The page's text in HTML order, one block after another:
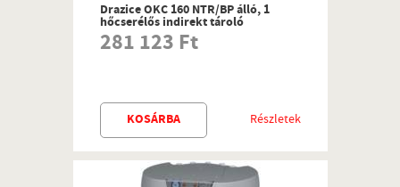
Drazice OKC 160 NTR/BP álló, 1
hőcserélős indirekt tároló
281 123 Ft
Részletek
KOSÁRBA